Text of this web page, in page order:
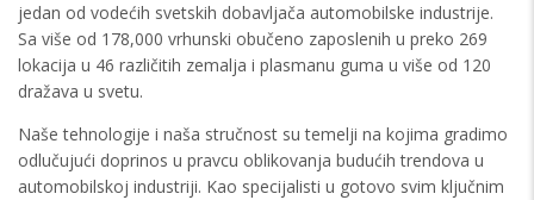
jedan od vodećih svetskih dobavljača automobilske industrije.
Sa više od 178,000 vrhunski obučeno zaposlenih u preko 269
lokacija u 46 različitih zemalja i plasmanu guma u više od 120
dražava u svetu.
Naše tehnologije i naša stručnost su temelji na kojima gradimo
odlučujući doprinos u pravcu oblikovanja budućih trendova u
automobilskoj industriji. Kao specijalisti u gotovo svim ključnim